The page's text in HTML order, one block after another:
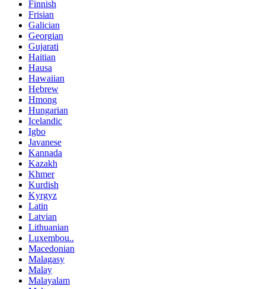
Finnish
Frisian
Galician
Georgian
Gujarati
Haitian
Hausa
Hawaiian
Hebrew
Hmong
Hungarian
Icelandic
Igbo
Javanese
Kannada
Kazakh
Khmer
Kurdish
Kyrgyz
Latin
Latvian
Lithuanian
Luxembou..
Macedonian
Malagasy
Malay
Malayalam